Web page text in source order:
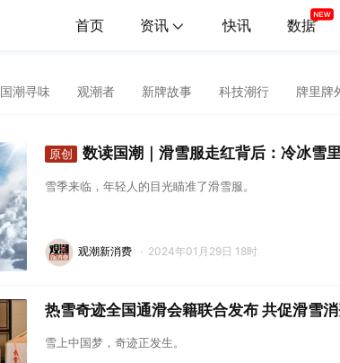
首页 资讯 快讯 数据
国潮寻味 观潮者 新牌故事 科技潮行 牌里牌
原创 数读国潮｜滑雪服走红背后：冷冰雪
雪季来临，年轻人的目光瞄准了滑雪服。
观潮新消费 · 2024年01月29日 18时
热雪奇迹全国通滑会籍联合发布 共促滑雪
雪上中国梦，奇迹正发生。